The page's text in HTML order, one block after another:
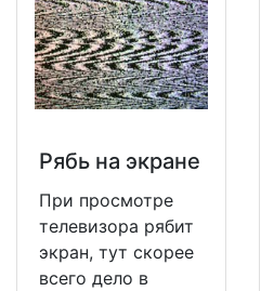
Рябь на экране
При просмотре
телевизора рябит
экран, тут скорее
всего дело в